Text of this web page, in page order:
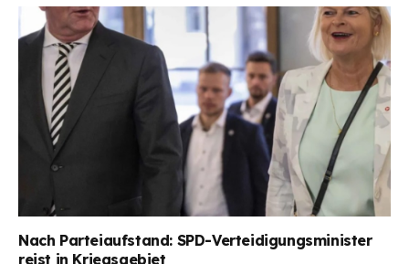
Nach Parteiaufstand: SPD-Verteidigungsminister
reist in Kriegsgebiet